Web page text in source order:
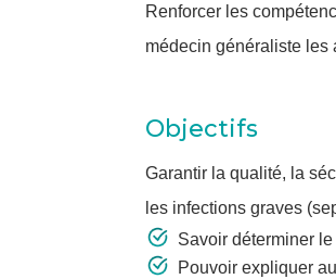
Renforcer les
médecin généraliste les
Objectifs
Garantir la qualité, la
les infections graves
Savoir déterminer
Pouvoir expliquer